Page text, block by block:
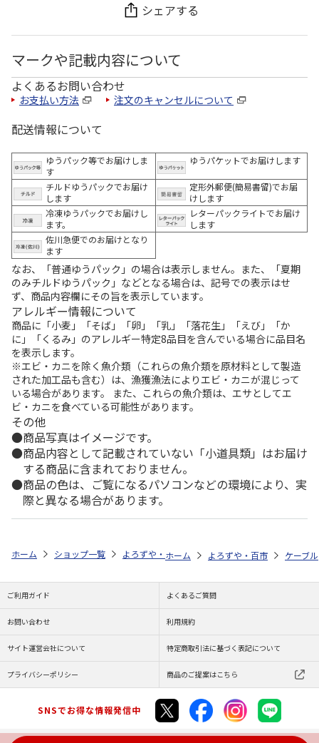
シェアする
マークや記載内容について
よくあるお問い合わせ
お支払い方法 注文のキャンセルについて
配送情報について
ゆうパック等でお届けしま
す
ゆうパケットでお届けします
チルドゆうパックでお届け
します
定形外郵便(簡易書留)でお届
けします
冷凍ゆうパックでお届けし
ます。
レターパックライトでお届け
します
佐川急便でのお届けとなり
ます
なお、「普通ゆうパック」の場合は表示しません。また、「夏期
のみチルドゆうパック」などとなる場合は、記号での表示はせ
ず、商品内容欄にその旨を表示しています。
アレルギー情報について
商品に「小麦」「そば」「卵」「乳」「落花生」「えび」「か
に」「くるみ」のアレルギー特定8品目を含んでいる場合に品目名
を表示します。
※エビ・カニを除く魚介類（これらの魚介類を原材料として製造
された加工品も含む）は、漁獲漁法によりエビ・カニが混じって
いる場合があります。 また、これらの魚介類は、エサとしてエ
ビ・カニを食べている可能性があります。
その他
商品写真はイメージです。
商品内容として記載されていない「小道具類」はお届け
する商品に含まれておりません。
商品の色は、ご覧になるパソコンなどの環境により、実
際と異なる場合があります。
ホーム ショップ一覧 よろずや・百市 充電・通信ケーブル １．５
ホーム よろずや・百市 ケーブル
ご利用ガイド よくあるご質問
お問い合わせ 利用規約
サイト運営会社について 特定商取引法に基づく表記について
プライバシーポリシー 商品のご提案はこちら
SNSでお得な情報発信中